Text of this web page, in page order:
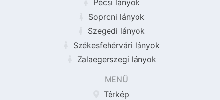
Pécsi lányok
Soproni lányok
Szegedi lányok
Székesfehérvári lányok
Zalaegerszegi lányok
MENÜ
Térkép